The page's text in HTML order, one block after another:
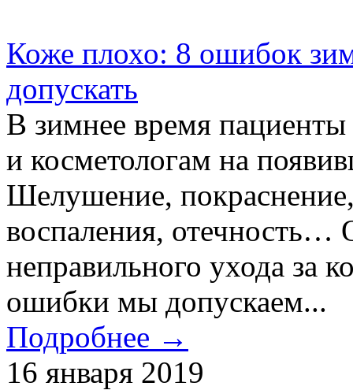
Коже плохо: 8 ошибок
допускать
В зимнее время
и косметологам на
Шелушение,
воспаления, отечность…
неправильного ухода за
ошибки мы допускаем...
Подробнее →
16 января 2019